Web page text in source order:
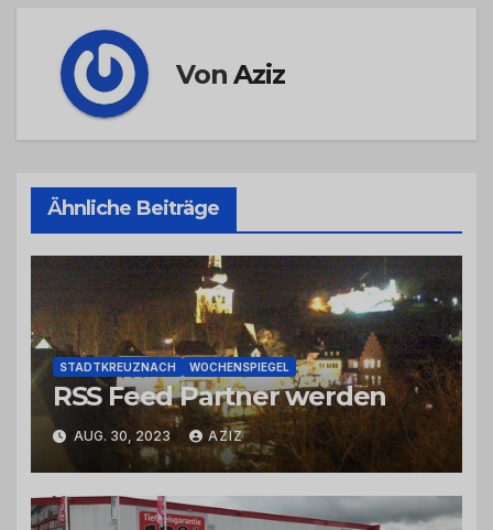
VonAziz
Ähnliche Beiträge
STADTKREUZNACH WOCHENSPIEGEL
RSS Feed Partner werden
AUG. 30, 2023 AZIZ